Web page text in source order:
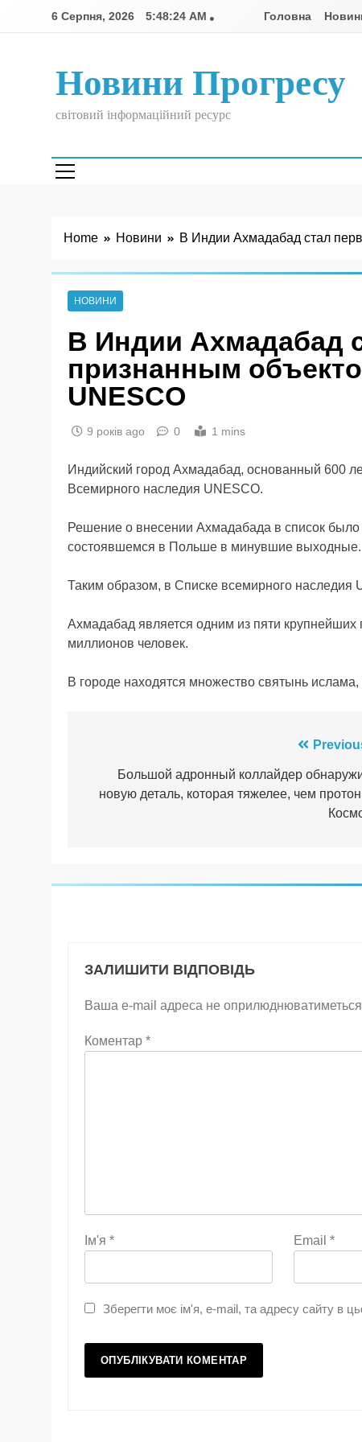
6 Серпня, 2026 5:48:24 AM Головна
Новини Прогресу
світовий інформаційний ресурс
Home Новини В Индии Ахмадабад стал
НОВИНИ
В Индии Ахмадабад
признанным
UNESCO
9 років ago 0 1 mins
Индийский город Ахмадабад, основанный 600
Всемирного наследия UNESCO.
Решение о внесении Ахмадабада в список
состоявшемся в Польше в минувшие выходные.
Таким образом, в Списке всемирного наследия
Ахмадабад является одним из пяти
миллионов человек.
В городе находятся множество святынь
записів
Большой адронный коллайдер
новую деталь, которая тяжелее, чем
ЗАЛИШИТИ ВІДПОВІДЬ
Ваша e-mail адреса не
Коментар *
Ім'я * Email*
Зберегти моє ім'я, e-mail, та адресу сайту в